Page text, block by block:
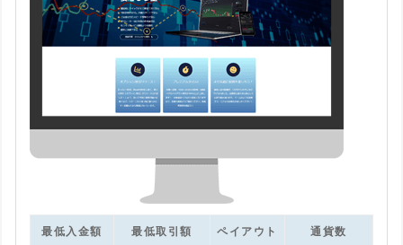
最低入金額 最低取引額 ペイアウト 通貨数